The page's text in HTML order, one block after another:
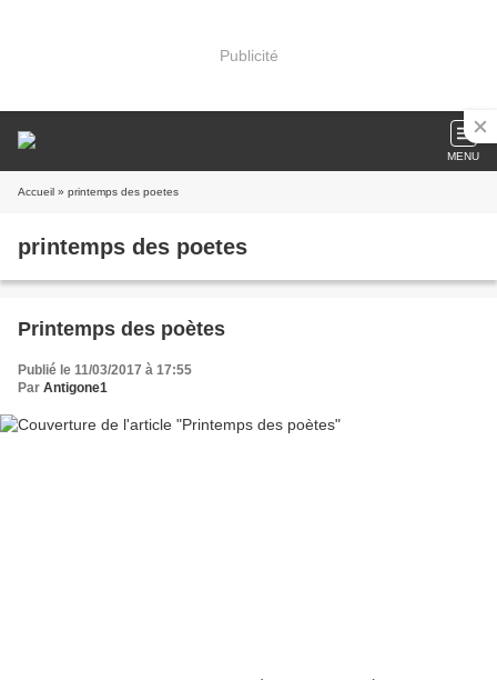
Publicité
MENU
Accueil » printemps des poetes
printemps des poetes
Printemps des poètes
Publié le 11/03/2017 à 17:55
Par Antigone1